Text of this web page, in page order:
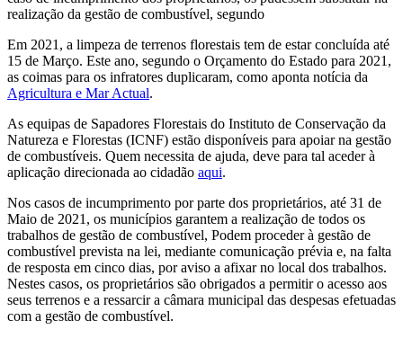
realização da gestão de combustível, segundo
Em 2021, a limpeza de terrenos florestais tem de estar concluída até
15 de Março. Este ano, segundo o Orçamento do Estado para 2021,
as coimas para os infratores duplicaram, como aponta notícia da
Agricultura e Mar Actual.
As equipas de Sapadores Florestais do Instituto de Conservação da
Natureza e Florestas (ICNF) estão disponíveis para apoiar na gestão
de combustíveis. Quem necessita de ajuda, deve para tal aceder à
aplicação direcionada ao cidadão aqui.
Nos casos de incumprimento por parte dos proprietários, até 31 de
Maio de 2021, os municípios garantem a realização de todos os
trabalhos de gestão de combustível, Podem proceder à gestão de
combustível prevista na lei, mediante comunicação prévia e, na falta
de resposta em cinco dias, por aviso a afixar no local dos trabalhos.
Nestes casos, os proprietários são obrigados a permitir o acesso aos
seus terrenos e a ressarcir a câmara municipal das despesas efetuadas
com a gestão de combustível.